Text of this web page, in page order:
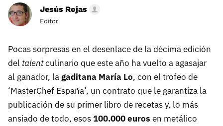
Jesús Rojas
Editor
Pocas sorpresas en el desenlace de la décima edición
del talentculinario que este año ha vuelto a agasajar
al ganador, lagaditana María Lo, con el trofeo de
‘MasterChef España’, un contrato que le garantiza la
publicación de su primer libro de recetas y, lo más
ansiado de todo, esos100.000 euros en metálico